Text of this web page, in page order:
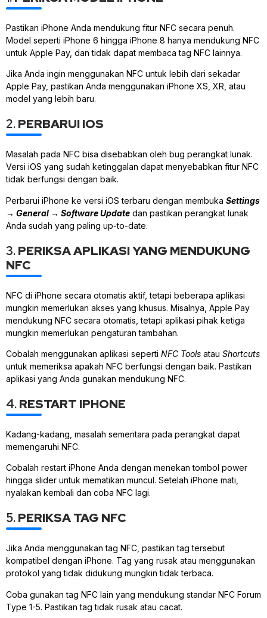
Pastikan iPhone Anda mendukung fitur NFC secara penuh.
Model seperti iPhone 6 hingga iPhone 8 hanya mendukung NFC
untuk Apple Pay, dan tidak dapat membaca tag NFC lainnya.
Jika Anda ingin menggunakan NFC untuk lebih dari sekadar
Apple Pay, pastikan Anda menggunakan iPhone XS, XR, atau
model yang lebih baru.
2.PERBARUI IOS
Masalah pada NFC bisa disebabkan oleh bug perangkat lunak.
Versi iOS yang sudah ketinggalan dapat menyebabkan fitur NFC
tidak berfungsi dengan baik.
Perbarui iPhone ke versi iOS terbaru dengan membuka Settings
→ General → Software Update dan pastikan perangkat lunak
Anda sudah yang paling up-to-date.
3.PERIKSA APLIKASI YANG MENDUKUNG
NFC
NFC di iPhone secara otomatis aktif, tetapi beberapa aplikasi
mungkin memerlukan akses yang khusus. Misalnya, Apple Pay
mendukung NFC secara otomatis, tetapi aplikasi pihak ketiga
mungkin memerlukan pengaturan tambahan.
Cobalah menggunakan aplikasi seperti NFC Tools atau Shortcuts
untuk memeriksa apakah NFC berfungsi dengan baik. Pastikan
aplikasi yang Anda gunakan mendukung NFC.
4.RESTART IPHONE
Kadang-kadang, masalah sementara pada perangkat dapat
memengaruhi NFC.
Cobalah restart iPhone Anda dengan menekan tombol power
hingga slider untuk mematikan muncul. Setelah iPhone mati,
nyalakan kembali dan coba NFC lagi.
5.PERIKSA TAG NFC
Jika Anda menggunakan tag NFC, pastikan tag tersebut
kompatibel dengan iPhone. Tag yang rusak atau menggunakan
protokol yang tidak didukung mungkin tidak terbaca.
Coba gunakan tag NFC lain yang mendukung standar NFC Forum
Type 1-5. Pastikan tag tidak rusak atau cacat.